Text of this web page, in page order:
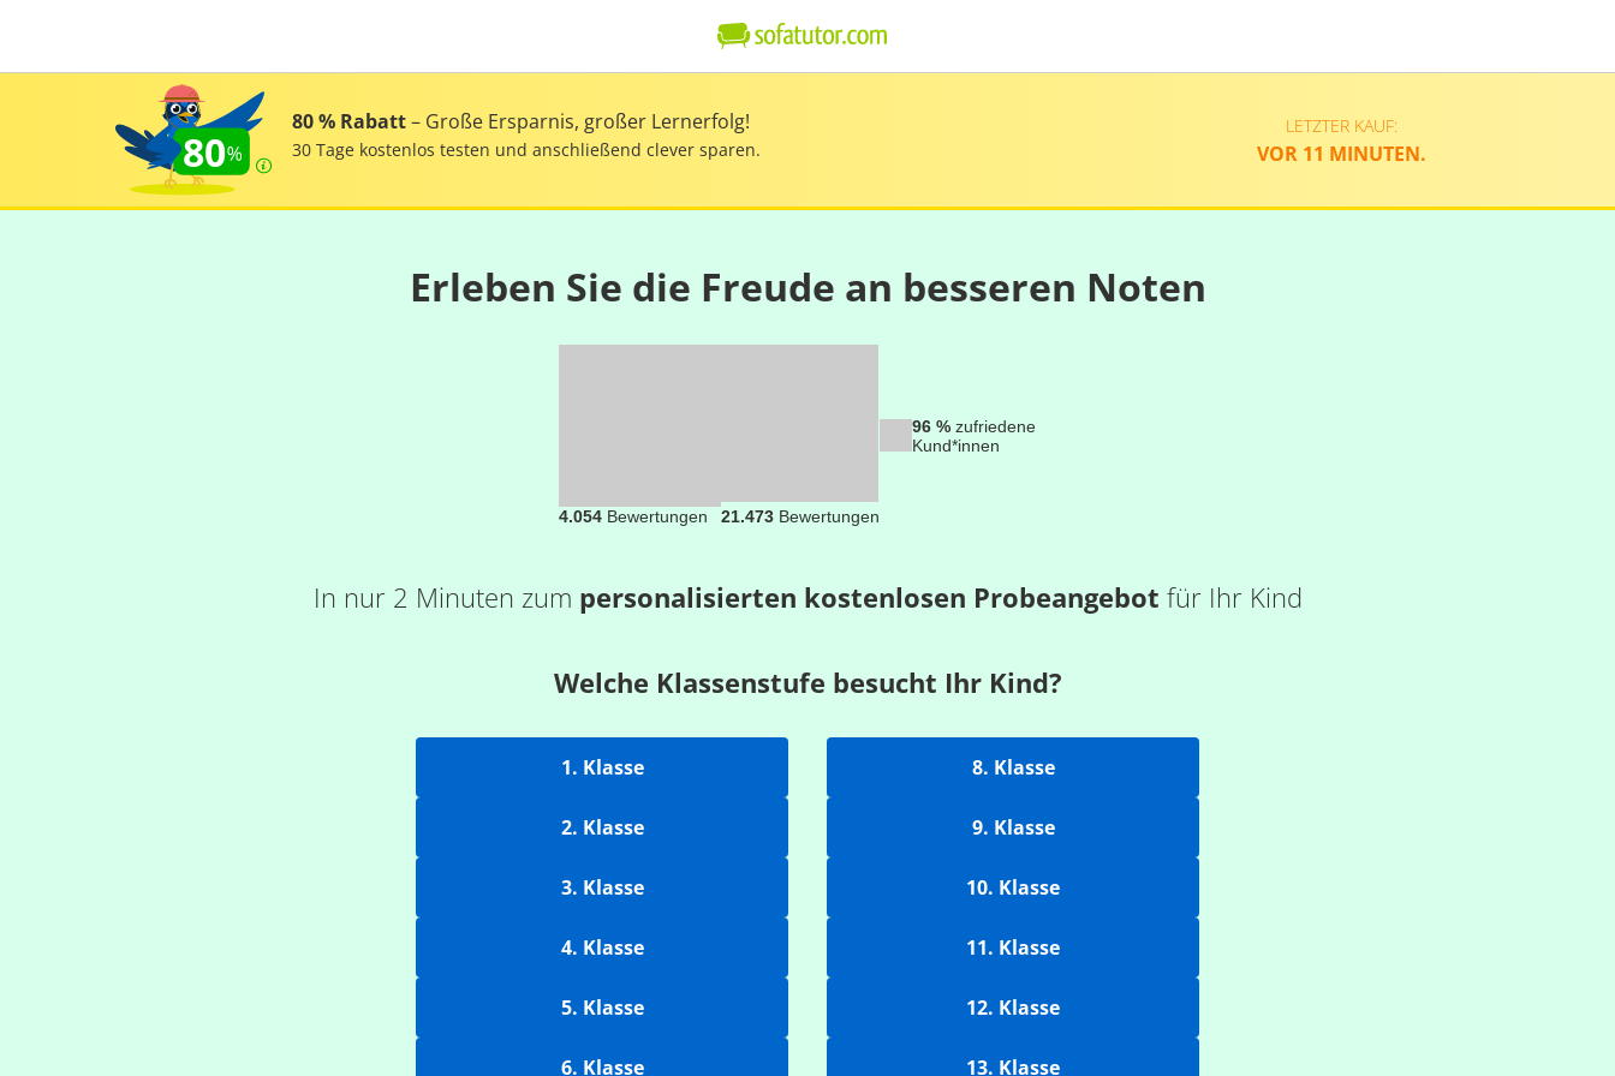
80
80 % Rabatt– Große Ersparnis, großer Lernerfolg!
30 Tage kostenlos testen und anschließend clever sparen.
LETZTER KAUF:
VOR 11 MINUTEN.
Erleben Sie die Freude an besseren Noten
4.054Bewertungen 21.473Bewertungen
96 %zufriedene
Kund*innen
In nur 2 Minuten zum personalisierten kostenlosen Probeangebot für Ihr Kind
Welche Klassenstufe besucht Ihr Kind?
1. Klasse
2. Klasse
3. Klasse
4. Klasse
5. Klasse
6. Klasse
8. Klasse
9. Klasse
10. Klasse
11. Klasse
12. Klasse
13. Klasse